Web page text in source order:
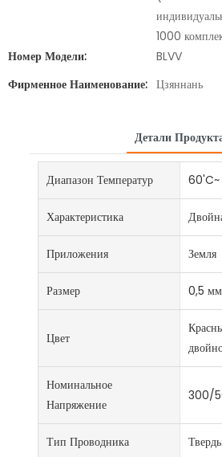
1000
Номер Модели:
BLVV
Фирменное Наименование: Цзяннань
Детали
Диапазон Температур 60'C~
Характеристика
Приложения Земля
Размер 0,5
Цвет
Номинальное
Напряжение
300/
Тип Проводника